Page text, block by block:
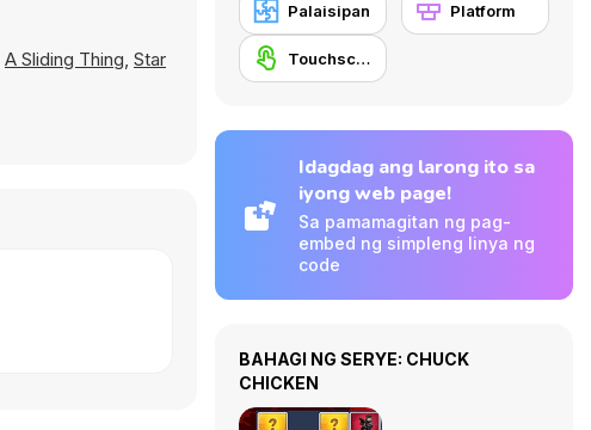
A Sliding Thing, Star
Palaisipan Platform
Touchscreen
Idagdag ang larong ito sa
iyong web page!
Sa pamamagitan ng pag-
embed ng simpleng linya ng
code
BAHAGI NG SERYE: CHUCK
CHICKEN